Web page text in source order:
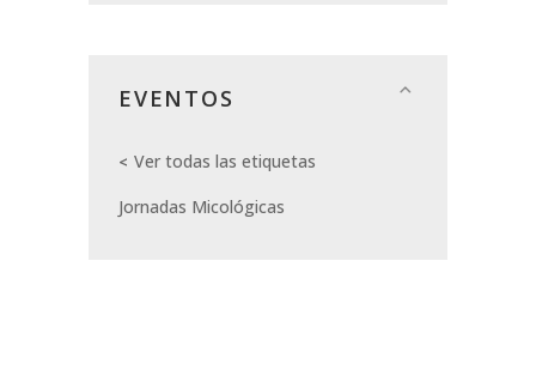
EVENTOS
Ver todas las etiquetas
Jornadas Micológicas